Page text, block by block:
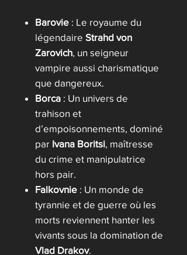
Barovie : Le royaume du
légendaire Strahd von
Zarovich , un seigneur
vampire aussi charismatique
que dangereux.
Borca : Un univers de
trahison et
d’empoisonnements, dominé
par Ivana Boritsi , maîtresse
du crime et manipulatrice
hors pair.
Falkovnie : Un monde de
tyrannie et de guerre où les
morts reviennent hanter les
vivants sous la domination de
Vlad Drakov.